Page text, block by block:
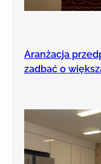
Aranżacja
zadbać o